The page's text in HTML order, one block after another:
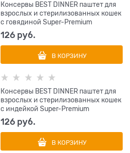
Консервы BEST DINNER паштет для
взрослых и стерилизованных кошек
с говядиной Super-Premium
126 руб.
В КОРЗИНУ
Консервы BEST DINNER паштет для
взрослых и стерилизованных кошек
с индейкой Super-Premium
126 руб.
В КОРЗИНУ